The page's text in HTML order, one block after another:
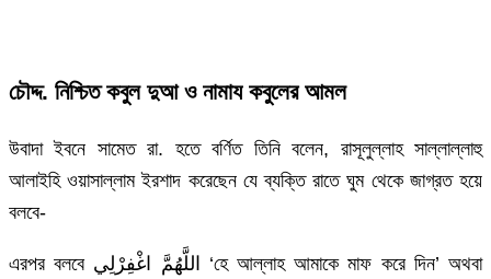
চৌদ্দ. নিশ্চিত কবুল দুআ ও নামায কবুলের আমল
উবাদা ইবনে সামেত রা. হতে বর্ণিত তিনি বলেন, রাসূলুল্লাহ সাল্লাল্লাহু
আলাইহি ওয়াসাল্লাম ইরশাদ করেছেন যে ব্যক্তি রাতে ঘুম থেকে জাগ্রত হয়ে
বলবে-
এরপর বলবে اللَّهُمَّ اغْفِرْلِي ‘হে আল্লাহ আমাকে মাফ করে দিন’ অথবা